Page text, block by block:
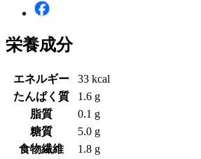
栄養成分
エネルギー
33 kcal
たんぱく質
1.6 g
脂質
0.1 g
糖質
5.0 g
食物繊維
1.8 g